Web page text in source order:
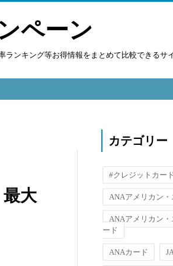
ペーン
ンキング等お得情報をまとめて比較できるサ
大
カテゴリー
#クレジットカー
ANAアメリカン
ANAアメリカン
ード
ANAカード